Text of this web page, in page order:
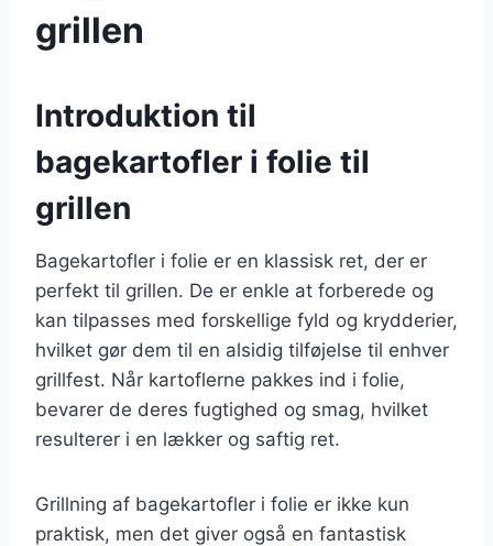
grillen
Introduktion til
bagekartofler i folie til
grillen
Bagekartofler i folie er en klassisk ret, der er
perfekt til grillen. De er enkle at forberede og
kan tilpasses med forskellige fyld og krydderier,
hvilket gør dem til en alsidig tilføjelse til enhver
grillfest. Når kartoflerne pakkes ind i folie,
bevarer de deres fugtighed og smag, hvilket
resulterer i en lækker og saftig ret.
Grillning af bagekartofler i folie er ikke kun
praktisk, men det giver også en fantastisk